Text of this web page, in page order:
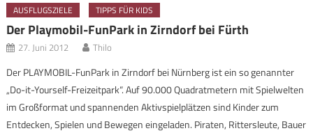
AUSFLUGSZIELE TIPPS FÜR KIDS
Der Playmobil-FunPark in Zirndorf bei Fürth
27. Juni 2012 Thilo
Der PLAYMOBIL-FunPark in Zirndorf bei Nürnberg ist ein so genannter
„Do-it-Yourself-Freizeitpark“. Auf 90.000 Quadratmetern mit Spielwelten
im Großformat und spannenden Aktivspielplätzen sind Kinder zum
Entdecken, Spielen und Bewegen eingeladen. Piraten, Rittersleute, Bauer